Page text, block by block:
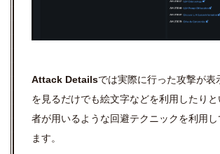
Attack Detailsでは実際に行った攻撃が表
を見るだけでも絵文字などを利用したり
者が用いるような回避テクニックを利用し
ます。